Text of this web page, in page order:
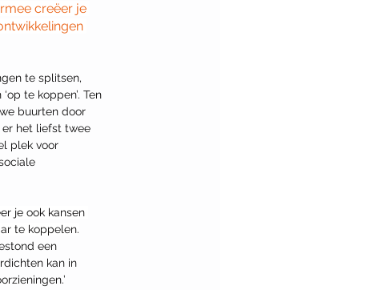
creëer je
te splitsen,
te koppen’. Ten
buurten door
het liefst twee
plek voor
je ook kansen
te koppelen.
een
kan in